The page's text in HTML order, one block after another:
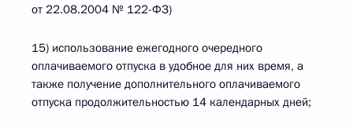
от 22.08.2004 № 122-ФЗ)
15) использование ежегодного очередного
оплачиваемого отпуска в удобное для них время, а
также получение дополнительного оплачиваемого
отпуска продолжительностью 14 календарных дней;